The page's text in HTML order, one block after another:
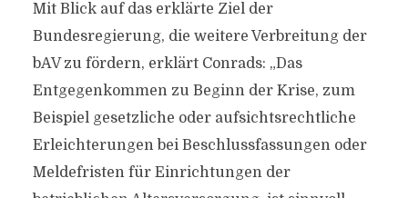
Mit Blick auf das erklärte Ziel der
Bundesregierung, die weitere Verbreitung der
bAV zu fördern, erklärt Conrads: „Das
Entgegenkommen zu Beginn der Krise, zum
Beispiel gesetzliche oder aufsichtsrechtliche
Erleichterungen bei Beschlussfassungen oder
Meldefristen für Einrichtungen der